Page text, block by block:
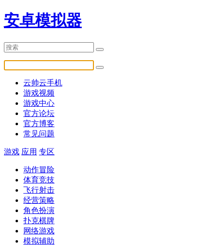
安卓模拟器
云帅云手机
游戏视频
游戏中心
官方论坛
官方博客
常见问题
游戏 应用 专区
动作冒险
体育竞技
飞行射击
经营策略
角色扮演
扑克棋牌
网络游戏
模拟辅助